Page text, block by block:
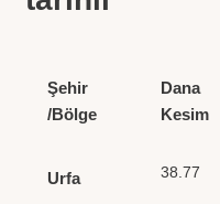
Şehir
/Bölge
Dana
Kesim
Urfa 38.77